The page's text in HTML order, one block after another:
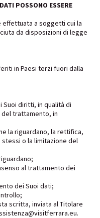
POSSONO ESSERE
effettuata a soggetti cui la
da disposizioni di legge
in Paesi terzi fuori dalla
Suoi diritti, in qualità di
trattamento, in
la riguardano, la rettifica,
o la limitazione del
al trattamento dei
dei Suoi dati;
scritta, inviata al Titolare